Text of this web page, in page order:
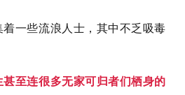
一些流浪人士，其中不乏吸毒
甚至连很多无家可归者们栖身的